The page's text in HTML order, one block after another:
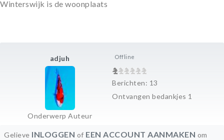
adjuh
Onderwerp Auteur
Offline
Berichten: 13
Ontvangen bedankjes 1
Winterswijk is de woonplaats
Gelieve INLOGGEN of EEN ACCOUNT AANMAKEN om